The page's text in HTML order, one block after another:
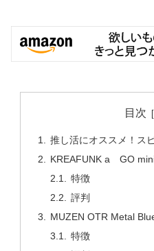
目次
推し活にオススメ！ス
KREAFUNK a GO
特徴
評判
MUZEN OTR Metal
特徴